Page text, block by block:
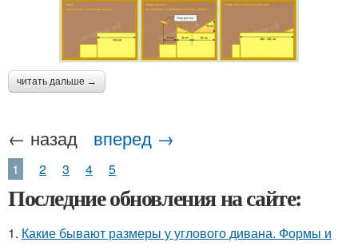
читать дальше →
← назад вперед →
1 2 3 4 5
Последние обновления на сайте:
1. Какие бывают размеры у углового дивана. Формы и